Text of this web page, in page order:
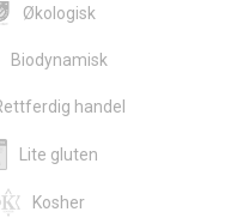
Økologisk
Biodynamisk
handel
Lite gluten
Kosher